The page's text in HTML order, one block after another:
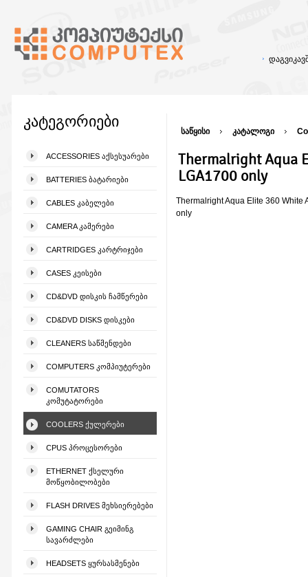
კატეგორიები
ACCESSORIES ᲐᲥᲡᲔᲡᲣᲐᲠᲔᲑᲘ
BATTERIES ᲑᲐᲢᲐᲠᲘᲔᲑᲘ
CABLES ᲙᲐᲑᲔᲚᲔᲑᲘ
CAMERA ᲙᲐᲛᲔᲠᲔᲑᲘ
CARTRIDGES ᲙᲐᲠᲢᲠᲘᲯᲔᲑᲘ
CASES ᲙᲔᲘᲡᲔᲑᲘ
CD&DVD ᲓᲘᲡᲙᲘᲡ ᲩᲐᲛᲬᲔᲠᲔᲑᲘ
CD&DVD DISKS ᲓᲘᲡᲙᲔᲑᲘ
CLEANERS ᲡᲐᲬᲛᲔᲜᲓᲔᲑᲘ
COMPUTERS ᲙᲝᲛᲞᲘᲣᲢᲔᲠᲔᲑᲘ
COMUTATORS
ᲙᲝᲛᲣᲢᲐᲢᲝᲠᲔᲑᲘ
COOLERS ᲥᲣᲚᲔᲠᲔᲑᲘ
CPUS ᲞᲠᲝᲪᲔᲡᲝᲠᲔᲑᲘ
ETHERNET ᲥᲡᲔᲚᲣᲠᲘ
ᲛᲝᲬᲧᲝᲑᲘᲚᲝᲑᲔᲑᲘ
FLASH DRIVES ᲛᲔᲮᲡᲘᲔᲠᲔᲑᲔᲑᲘ
GAMING CHAIR ᲒᲔᲘᲛᲘᲜᲒ
ᲡᲐᲕᲐᲠᲫᲚᲔᲑᲘ
HEADSETS ᲧᲣᲠᲡᲐᲡᲛᲔᲜᲔᲑᲘ
საწყისი კატალოგი
Thermalright Aqua
LGA1700 only
Thermalright Aqua Elite 360 White
only